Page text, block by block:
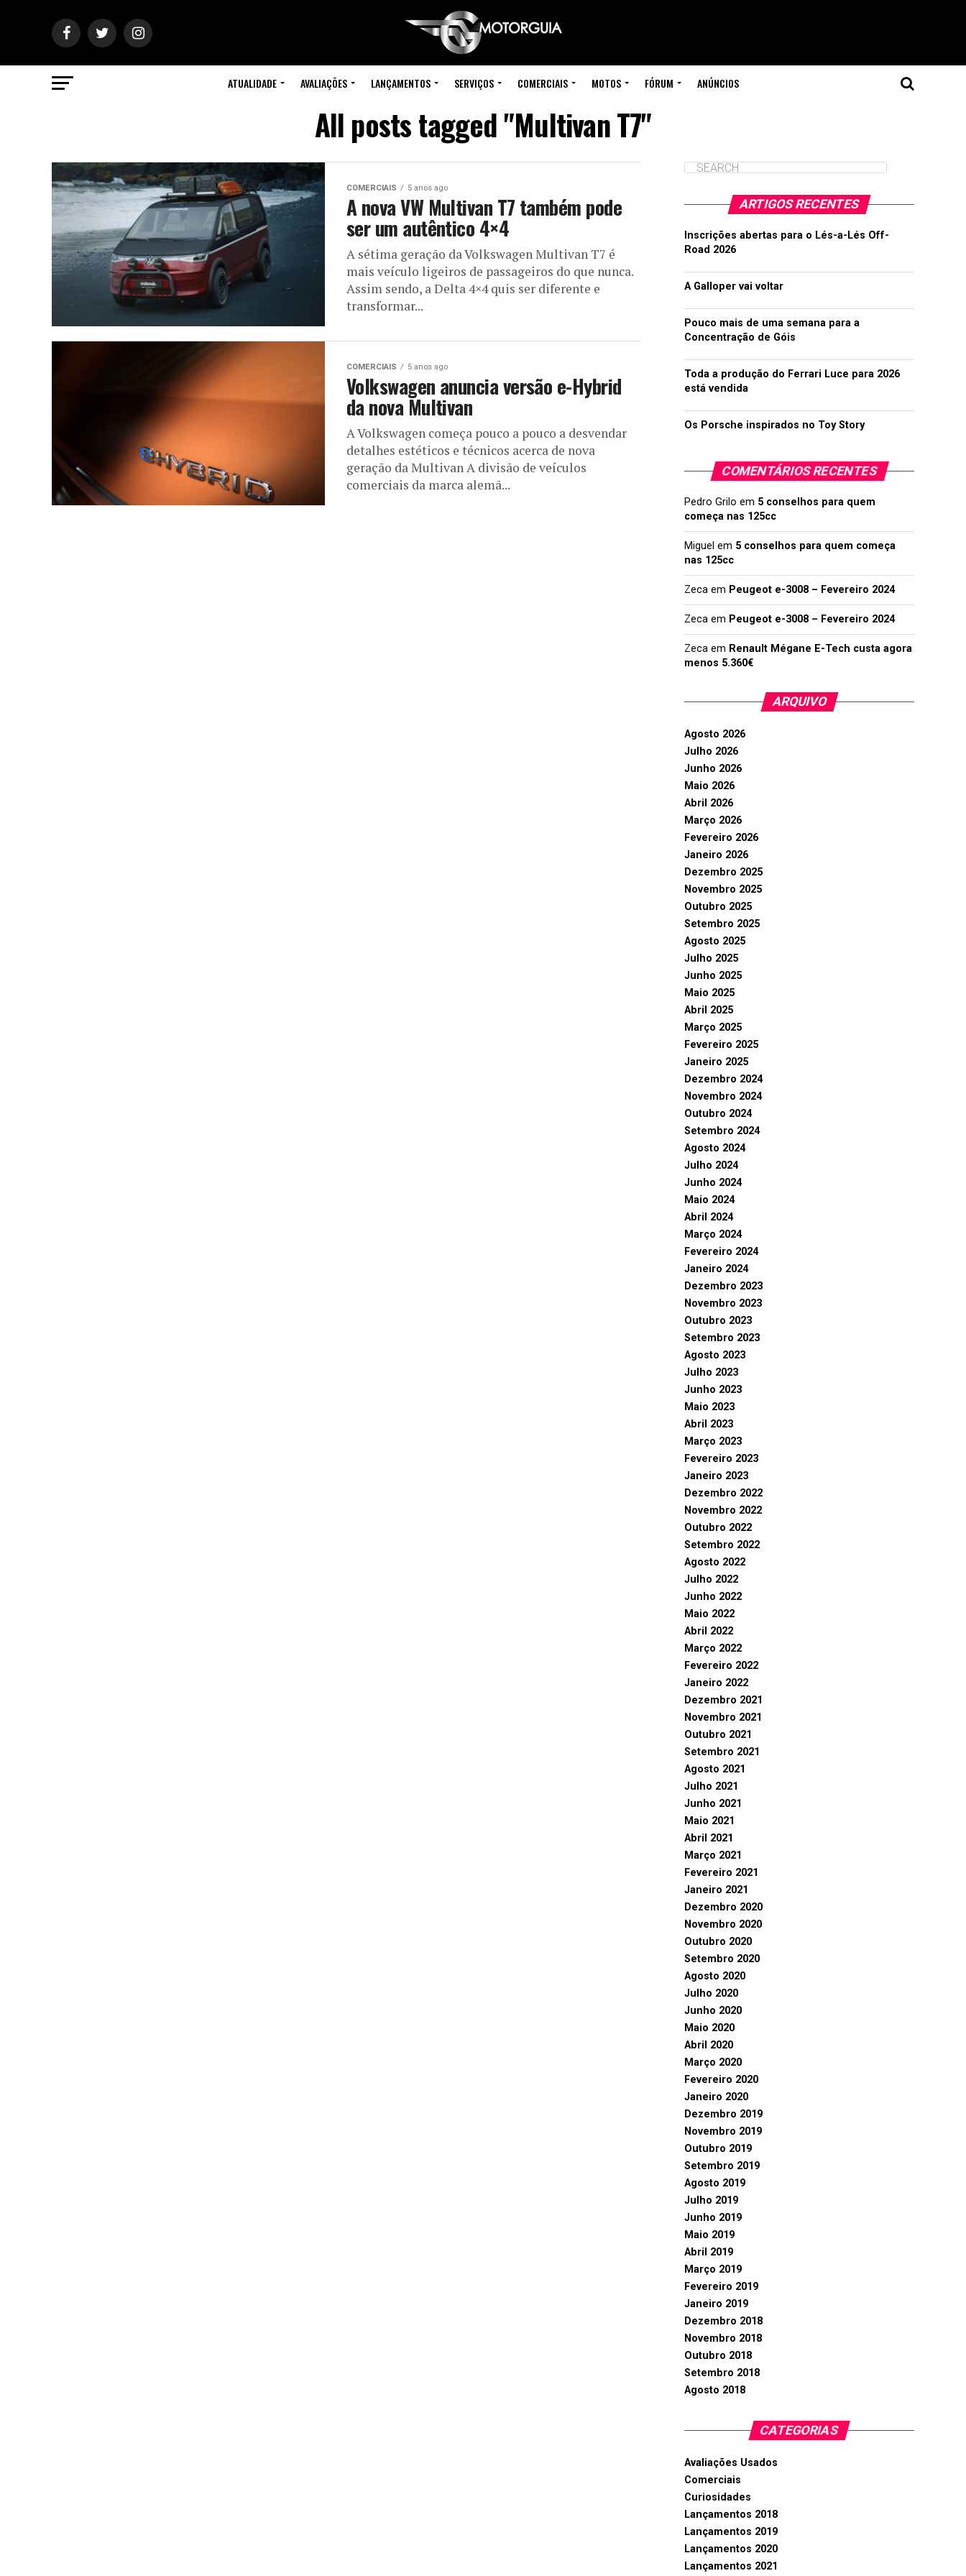
ATUALIDADE AVALIAÇÕES LANÇAMENTOS SERVIÇOS COMERCIAIS MOTOS FÓRUM ANÚNCIOS
All posts tagged "Multivan T7"
COMERCIAIS 5 anos ago
A nova VW Multivan T7 também pode
ser um autêntico 4×4
A sétima geração da Volkswagen Multivan T7 é
mais veículo ligeiros de passageiros do que nunca.
Assim sendo, a Delta 4×4 quis ser diferente e
transformar...
COMERCIAIS 5 anos ago
Volkswagen anuncia versão e-Hybrid
da nova Multivan
A Volkswagen começa pouco a pouco a desvendar
detalhes estéticos e técnicos acerca de nova
geração da Multivan A divisão de veículos
comerciais da marca alemã...
ARTIGOS RECENTES
Inscrições abertas para o Lés-a-Lés Off-
Road 2026
A Galloper vai voltar
Pouco mais de uma semana para a
Concentração de Góis
Toda a produção do Ferrari Luce para 2026
está vendida
Os Porsche inspirados no Toy Story
COMENTÁRIOS RECENTES
Pedro Grilo em 5 conselhos para quem
começa nas 125cc
Miguel em 5 conselhos para quem começa
nas 125cc
Zeca em Peugeot e-3008 – Fevereiro 2024
Zeca em Peugeot e-3008 – Fevereiro 2024
Zeca em Renault Mégane E-Tech custa agora
menos 5.360€
ARQUIVO
Agosto 2026
Julho 2026
Junho 2026
Maio 2026
Abril 2026
Março 2026
Fevereiro 2026
Janeiro 2026
Dezembro 2025
Novembro 2025
Outubro 2025
Setembro 2025
Agosto 2025
Julho 2025
Junho 2025
Maio 2025
Abril 2025
Março 2025
Fevereiro 2025
Janeiro 2025
Dezembro 2024
Novembro 2024
Outubro 2024
Setembro 2024
Agosto 2024
Julho 2024
Junho 2024
Maio 2024
Abril 2024
Março 2024
Fevereiro 2024
Janeiro 2024
Dezembro 2023
Novembro 2023
Outubro 2023
Setembro 2023
Agosto 2023
Julho 2023
Junho 2023
Maio 2023
Abril 2023
Março 2023
Fevereiro 2023
Janeiro 2023
Dezembro 2022
Novembro 2022
Outubro 2022
Setembro 2022
Agosto 2022
Julho 2022
Junho 2022
Maio 2022
Abril 2022
Março 2022
Fevereiro 2022
Janeiro 2022
Dezembro 2021
Novembro 2021
Outubro 2021
Setembro 2021
Agosto 2021
Julho 2021
Junho 2021
Maio 2021
Abril 2021
Março 2021
Fevereiro 2021
Janeiro 2021
Dezembro 2020
Novembro 2020
Outubro 2020
Setembro 2020
Agosto 2020
Julho 2020
Junho 2020
Maio 2020
Abril 2020
Março 2020
Fevereiro 2020
Janeiro 2020
Dezembro 2019
Novembro 2019
Outubro 2019
Setembro 2019
Agosto 2019
Julho 2019
Junho 2019
Maio 2019
Abril 2019
Março 2019
Fevereiro 2019
Janeiro 2019
Dezembro 2018
Novembro 2018
Outubro 2018
Setembro 2018
Agosto 2018
CATEGORIAS
Avaliações Usados
Comerciais
Curiosidades
Lançamentos 2018
Lançamentos 2019
Lançamentos 2020
Lançamentos 2021